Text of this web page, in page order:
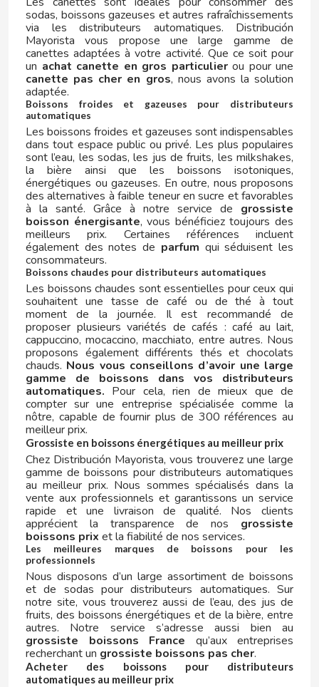
GLOBAL FOOD
GRANHS KONFEKTYR
GRANINI
GREFUSA
GUAY CAFÉ
GULLON
H
HALLS
HARIBO
HEINZ
HELL
HERO
HUESITOS
sodas, boissons gazeuses et autres rafraîchissements
via les distributeurs automatiques. Distribución
Mayorista vous propose une large gamme de
canettes adaptées à votre activité. Que ce soit pour
un achat canette en gros particulierou pour une
canette pas cher en gros, nous avons la solution
adaptée.
Boissons froides et gazeuses pour distributeurs
automatiques
Les boissons froides et gazeuses sont indispensables
dans tout espace public ou privé. Les plus populaires
sont l’eau, les sodas, les jus de fruits, les milkshakes,
la bière ainsi que les boissons isotoniques,
énergétiques ou gazeuses. En outre, nous proposons
des alternatives à faible teneur en sucre et favorables
à la santé. Grâce à notre service de grossiste
boisson énergisante, vous bénéficiez toujours des
meilleurs prix. Certaines références incluent
également des notes de parfum qui séduisent les
consommateurs.
Boissons chaudes pour distributeurs automatiques
Les boissons chaudes sont essentielles pour ceux qui
souhaitent une tasse de café ou de thé à tout
moment de la journée. Il est recommandé de
proposer plusieurs variétés de cafés : café au lait,
cappuccino, mocaccino, macchiato, entre autres. Nous
proposons également différents thés et chocolats
chauds. Nous vous conseillons d’avoir une large
gamme de boissons dans vos distributeurs
automatiques. Pour cela, rien de mieux que de
compter sur une entreprise spécialisée comme la
nôtre, capable de fournir plus de 300 références au
meilleur prix.
Grossiste en boissons énergétiques au meilleur prix
Chez Distribución Mayorista, vous trouverez une large
gamme de boissons pour distributeurs automatiques
au meilleur prix. Nous sommes spécialisés dans la
vente aux professionnels et garantissons un service
rapide et une livraison de qualité. Nos clients
apprécient la transparence de nos grossiste
boissons prix et la fiabilité de nos services.
Les meilleures marques de boissons pour les
professionnels
Nous disposons d’un large assortiment de boissons
et de sodas pour distributeurs automatiques. Sur
notre site, vous trouverez aussi de l’eau, des jus de
fruits, des boissons énergétiques et de la bière, entre
autres. Notre service s’adresse aussi bien au
grossiste boissons France qu’aux entreprises
recherchant un grossiste boissons pas cher.
Acheter des boissons pour distributeurs
automatiques au meilleur prix